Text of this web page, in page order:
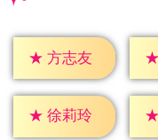
★ 方志友 ★
★ 徐莉玲 ★